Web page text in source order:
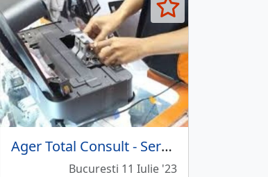
Ager Total Consult - Service copiatoare
Bucuresti 11 Iulie '23